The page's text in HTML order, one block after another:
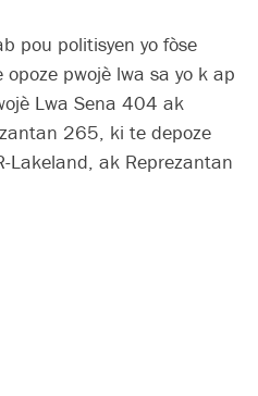
pou politisyen yo fòse
pwojè lwa sa yo k ap
Lwa Sena 404 ak
265, ki te depoze
Lakeland, ak Reprezantan